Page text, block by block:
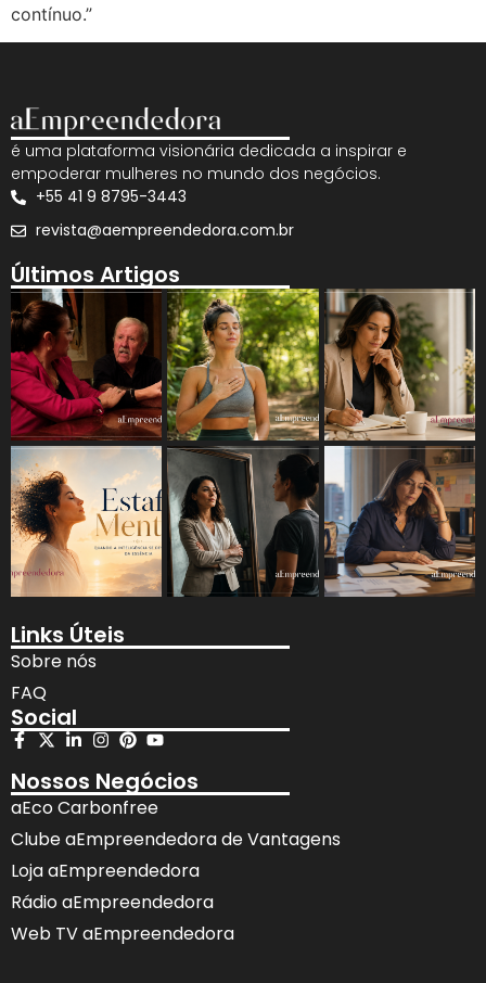
contínuo.”
é uma plataforma visionária dedicada a inspirar e
empoderar mulheres no mundo dos negócios.
+55 41 9 8795-3443
revista@aempreendedora.com.br
Últimos Artigos
Links Úteis
Sobre nós
FAQ
Social
Nossos Negócios
aEco Carbonfree
Clube aEmpreendedora de Vantagens
Loja aEmpreendedora
Rádio aEmpreendedora
Web TV aEmpreendedora